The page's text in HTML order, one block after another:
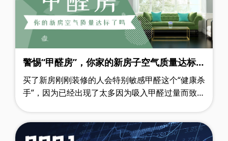
警惕“甲醛房”，你家的新房子空气质量达标了
吗？
买了新房刚刚装修的人会特别敏感甲醛这个“健康杀
手”，因为已经出现了太多因为吸入甲醛过量而致病